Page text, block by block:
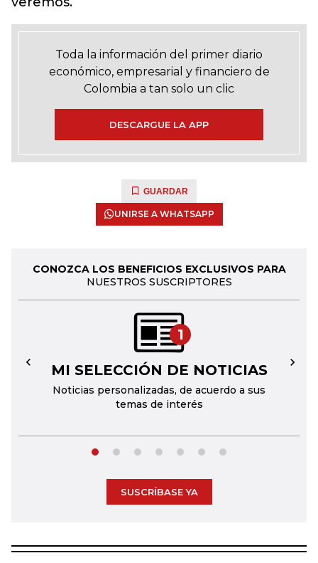
Toda la información del primer diario
económico, empresarial y financiero de
Colombia a tan solo un clic
DESCARGUE LA APP
GUARDAR
UNIRSE A WHATSAPP
CONOZCA LOS BENEFICIOS EXCLUSIVOS PARA
NUESTROS SUSCRIPTORES
1
MI SELECCIÓN DE NOTICIAS
Noticias personalizadas, de acuerdo a sus
temas de interés
← →
SUSCRÍBASE YA